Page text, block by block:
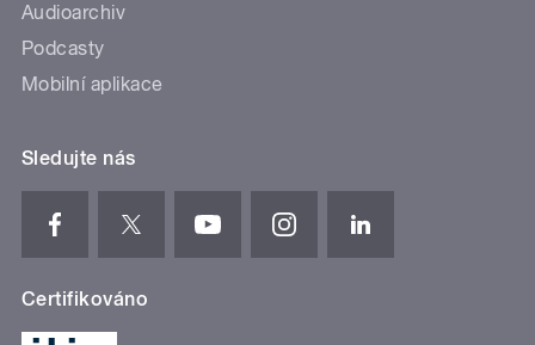
Audioarchiv
Podcasty
Mobilní aplikace
Sledujte nás
Certifikováno